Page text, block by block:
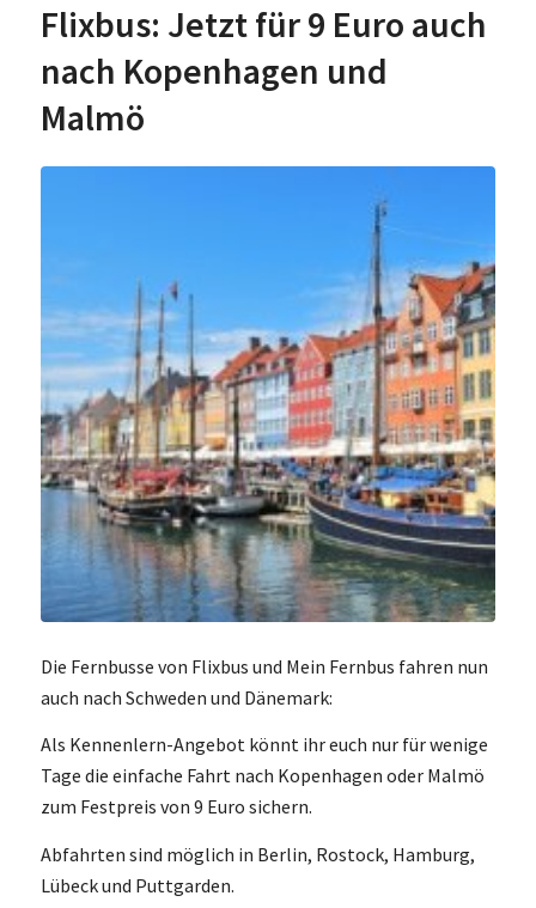
Flixbus: Jetzt für 9 Euro auch
nach Kopenhagen und
Malmö
Die Fernbusse von Flixbus und Mein Fernbus fahren nun
auch nach Schweden und Dänemark:
Als Kennenlern-Angebot könnt ihr euch nur für wenige
Tage die einfache Fahrt nach Kopenhagen oder Malmö
zum Festpreis von 9 Euro sichern.
Abfahrten sind möglich in Berlin, Rostock, Hamburg,
Lübeck und Puttgarden.